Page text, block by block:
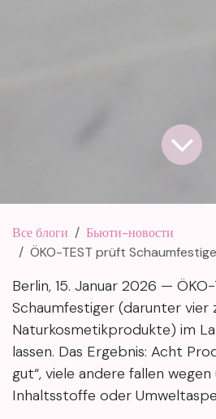
Все блоги
Бьюти-новости
ÖKO-TEST prüft
Berlin, 15. Januar 2026 —
Schaumfestiger (darunter vier
Naturkosmetikprodukte) im
lassen. Das Ergebnis: Acht
gut“, viele andere fallen
Inhaltsstoffe oder